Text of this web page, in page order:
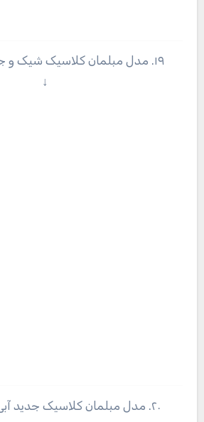
۱۹. مدل مبلمان کلاسیک شیک و جدید طلایی رنگ
↓
۲۰. مدل مبلمان کلاسیک جدید آبی و طوسی رنگ